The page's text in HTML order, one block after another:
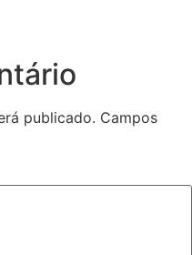
publicado. Campos